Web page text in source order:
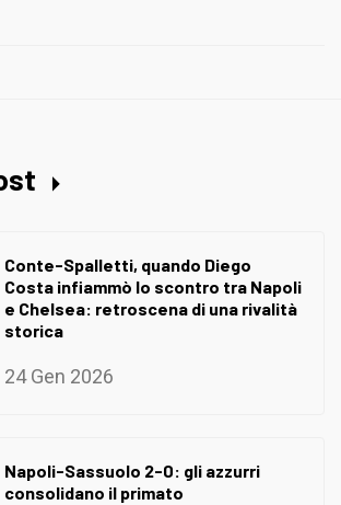
Conte-Spalletti, quando Diego
Costa infiammò lo scontro tra Napoli
e Chelsea: retroscena di una rivalità
storica
24 Gen 2026
Napoli-Sassuolo 2-0: gli azzurri
consolidano il primato